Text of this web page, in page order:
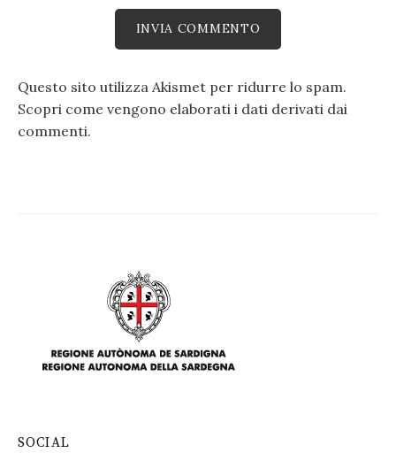
Questo sito utilizza Akismet per ridurre lo spam.
Scopri come vengono elaborati i dati derivati dai
commenti.
SOCIAL